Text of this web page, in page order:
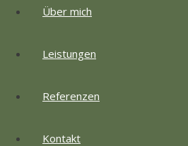
Über mich
Leistungen
Referenzen
Kontakt